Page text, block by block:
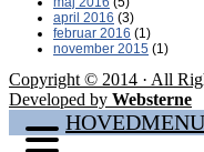
april 2016 (3)
februar 2016 (1)
november 2015 (1)
Copyright © 2014 · All
Developed by Websterne
HOVEDMENU